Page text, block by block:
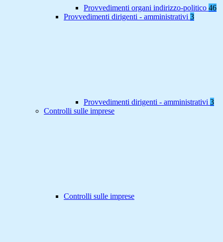
Provvedimenti organi indirizzo-politico 46
Provvedimenti dirigenti - amministrativi 3
Provvedimenti dirigenti - amministrativi 3
Controlli sulle imprese
Controlli sulle imprese